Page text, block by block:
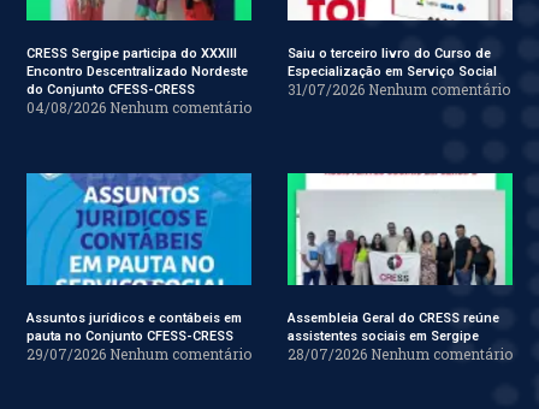
CRESS Sergipe participa do XXXIII
Encontro Descentralizado Nordeste
do Conjunto CFESS-CRESS
04/08/2026 Nenhum comentário
Saiu o terceiro livro do Curso de
Especialização em Serviço Social
31/07/2026 Nenhum comentário
Assuntos jurídicos e contábeis em
pauta no Conjunto CFESS-CRESS
29/07/2026 Nenhum comentário
Assembleia Geral do CRESS reúne
assistentes sociais em Sergipe
28/07/2026 Nenhum comentário